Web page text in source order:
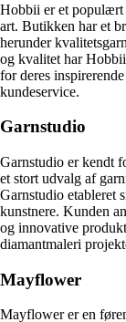
Hobbii er et populært
art. Butikken har et
herunder
og kvalitet har
for deres
kundeservice.
Garnstudio
Garnstudio er kendt
et stort udvalg af
Garnstudio etableret
kunstnere. Kunden
og innovative
diamantmaleri
Mayflower
Mayflower er en